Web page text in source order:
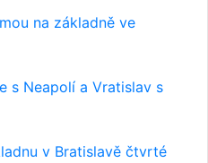
na základně ve
s Neapolí a Vratislav s
v Bratislavě čtvrté